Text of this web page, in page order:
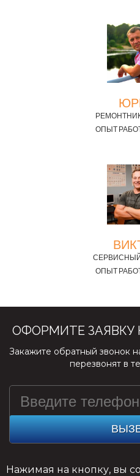
ОПЫТ
ОПЫТ
ОФОРМИТЕ ЗАЯВКУ
Закажите обратный звонок
перезвонят в
Нажимая на кнопку, вы